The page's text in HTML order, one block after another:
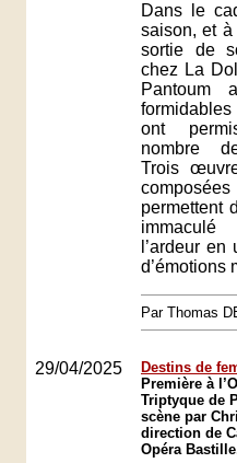
Dans le
saison, et à
sortie de
chez La
Pantoum
ont
nombre
Trois
permettent
immaculé
l’ardeur
d’émotions
Par Thomas
29/04/2025
Destins de
Première à
Triptyque de
scène par
direction de
Opéra